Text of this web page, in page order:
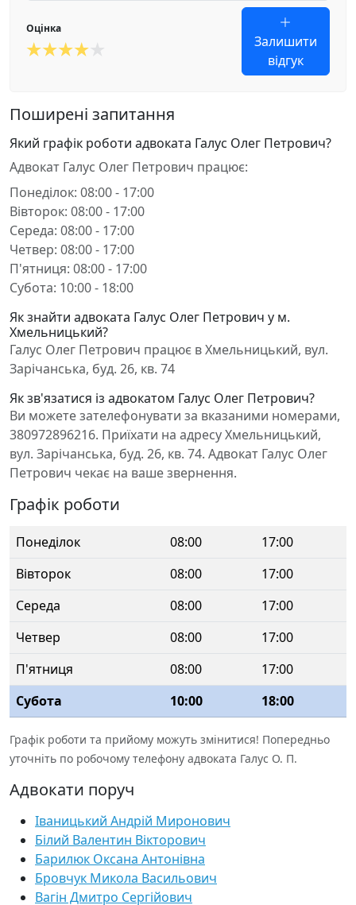
Оцінка
Залишити
відгук
Поширені запитання
Який графік роботи адвоката Галус Олег Петрович?
Адвокат Галус Олег Петрович працює:
Понеділок: 08:00 - 17:00
Вівторок: 08:00 - 17:00
Середа: 08:00 - 17:00
Четвер: 08:00 - 17:00
П'ятниця: 08:00 - 17:00
Субота: 10:00 - 18:00
Як знайти адвоката Галус Олег Петрович у м.
Хмельницький?
Галус Олег Петрович працює в Хмельницький, вул.
Зарічанська, буд. 26, кв. 74
Як зв'язатися із адвокатом Галус Олег Петрович?
Ви можете зателефонувати за вказаними номерами,
380972896216. Приїхати на адресу Хмельницький,
вул. Зарічанська, буд. 26, кв. 74. Адвокат Галус Олег
Петрович чекає на ваше звернення.
Графік роботи
Понеділок 08:00
17:00
Вівторок
08:00
17:00
Середа
08:00
17:00
Четвер
08:00
17:00
П'ятниця
08:00
17:00
Субота
10:00 18:00
Графік роботи та прийому можуть змінитися! Попередньо
уточніть по робочому телефону адвоката Галус О. П.
Адвокати поруч
Іваницький Андрій Миронович
Білий Валентин Вікторович
Барилюк Оксана Антонівна
Бровчук Микола Васильович
Вагін Дмитро Сергійович